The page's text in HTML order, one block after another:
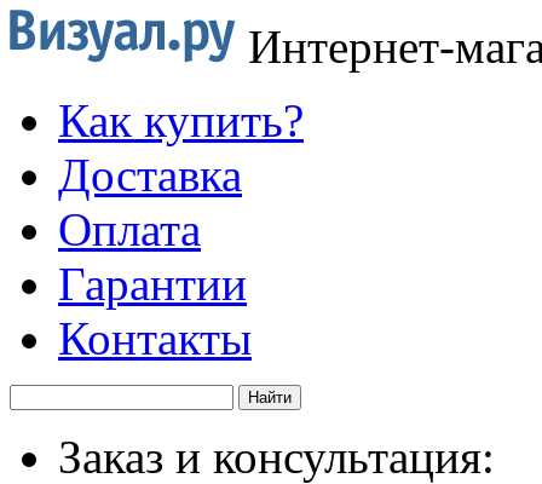
Интернет-
Как купить?
Доставка
Оплата
Гарантии
Контакты
Заказ и консультация: